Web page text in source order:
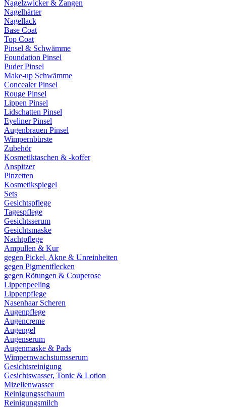
Nagelzwicker & Zangen
Nagelhärter
Nagellack
Base Coat
Top Coat
Pinsel & Schwämme
Foundation Pinsel
Puder Pinsel
Make-up Schwämme
Concealer Pinsel
Rouge Pinsel
Lippen Pinsel
Lidschatten Pinsel
Eyeliner Pinsel
Augenbrauen Pinsel
Wimpernbürste
Zubehör
Kosmetiktaschen & -koffer
Anspitzer
Pinzetten
Kosmetikspiegel
Sets
Gesichtspflege
Tagespflege
Gesichtsserum
Gesichtsmaske
Nachtpflege
Ampullen & Kur
gegen Pickel, Akne & Unreinheiten
gegen Pigmentflecken
gegen Rötungen & Couperose
Lippenpeeling
Lippenpflege
Nasenhaar Scheren
Augenpflege
Augencreme
Augengel
Augenserum
Augenmaske & Pads
Wimpernwachstumsserum
Gesichtsreinigung
Gesichtswasser, Tonic & Lotion
Mizellenwasser
Reinigungsschaum
Reinigungsmilch